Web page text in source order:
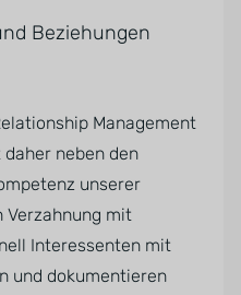
Beziehungen
Management
neben den
unserer
Verzahnung mit
Interessenten mit
und dokumentieren